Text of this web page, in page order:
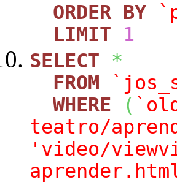
ORDER BY
LIMIT
1
SELECT
*
FROM
WHERE
(
teatro/
'video/